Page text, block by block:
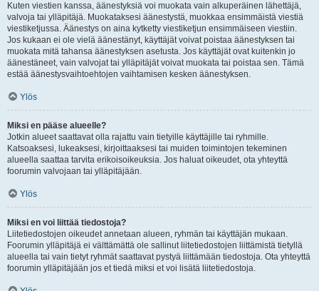
Kuten viestien kanssa, äänestyksiä voi muokata vain alkuperäinen lähettäjä,
valvoja tai ylläpitäjä. Muokataksesi äänestystä, muokkaa ensimmäistä viestiä
viestiketjussa. Äänestys on aina kytketty viestiketjun ensimmäiseen viestiin.
Jos kukaan ei ole vielä äänestänyt, käyttäjät voivat poistaa äänestyksen tai
muokata mitä tahansa äänestyksen asetusta. Jos käyttäjät ovat kuitenkin jo
äänestäneet, vain valvojat tai ylläpitäjät voivat muokata tai poistaa sen. Tämä
estää äänestysvaihtoehtojen vaihtamisen kesken äänestyksen.
Ylös
Miksi en pääse alueelle?
Jotkin alueet saattavat olla rajattu vain tietyille käyttäjille tai ryhmille.
Katsoaksesi, lukeaksesi, kirjoittaaksesi tai muiden toimintojen tekeminen
alueella saattaa tarvita erikoisoikeuksia. Jos haluat oikeudet, ota yhteyttä
foorumin valvojaan tai ylläpitäjään.
Ylös
Miksi en voi liittää tiedostoja?
Liitetiedostojen oikeudet annetaan alueen, ryhmän tai käyttäjän mukaan.
Foorumin ylläpitäjä ei välttämättä ole sallinut liitetiedostojen liittämistä tietyllä
alueella tai vain tietyt ryhmät saattavat pystyä liittämään tiedostoja. Ota yhteyttä
foorumin ylläpitäjään jos et tiedä miksi et voi lisätä liitetiedostoja.